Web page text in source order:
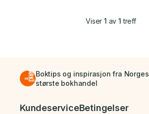
Viser1 av 1 treff
Boktips og inspirasjon fra Norges
største bokhandel
Bunnmeny
KundeserviceBetingelser